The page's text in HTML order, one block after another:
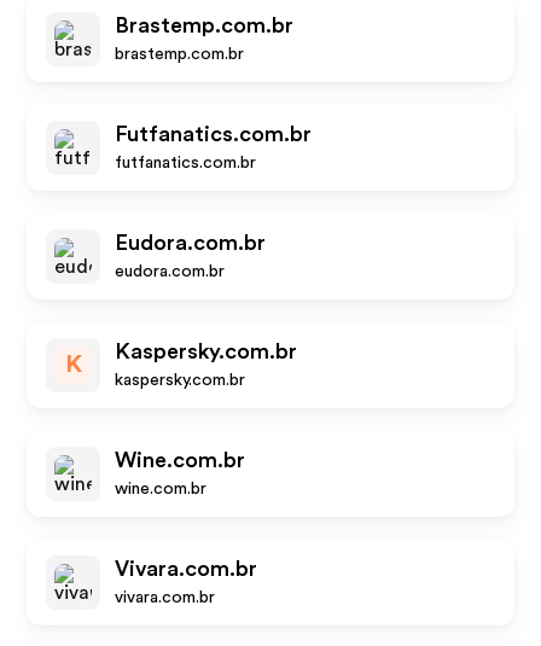
Brastemp.com.br
brastemp.com.br
Futfanatics.com.br
futfanatics.com.br
Eudora.com.br
eudora.com.br
K
Kaspersky.com.br
kaspersky.com.br
Wine.com.br
wine.com.br
Vivara.com.br
vivara.com.br